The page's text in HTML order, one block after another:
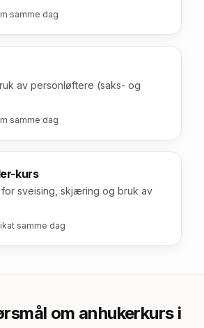
samme dag
av personløftere (saks- og
samme dag
kurs
for sveising, skjæring og bruk av
samme dag
om anhukerkurs i